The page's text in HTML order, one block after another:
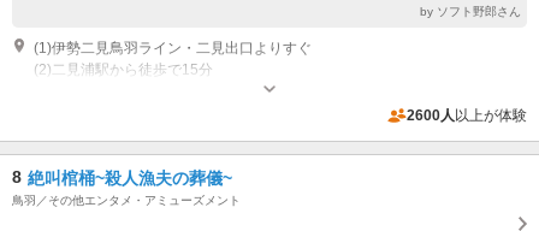
by ソフト野郎さん
(1)伊勢二見鳥羽ライン・二見出口よりすぐ
(2)二見浦駅から徒歩で15分
休園日：2025年10月1日より毎週水曜日※祝日、繁忙期は除きます。詳しく
は公式サイトをご覧下さい。※メンテナンス休園日2026年3月2日（月）～3
16：00） 11月1日～2月28日 9：00～16：00（最終受付15：00）
2600人 以上が体験
8 絶叫棺桶~殺人漁夫の葬儀~
鳥羽／その他エンタメ・アミューズメント